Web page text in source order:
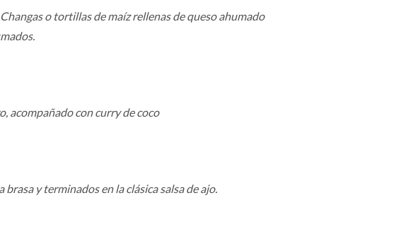
o tortillas de maíz rellenas de queso ahumado
acompañado con curry de coco
y terminados en la clásica salsa de ajo.